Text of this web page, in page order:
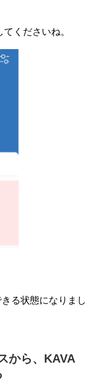
くださいね。
る状態になりまし
から、KAVA